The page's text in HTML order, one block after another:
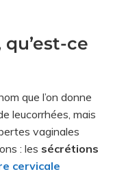
ce
que l’on donne
leucorrhées, mais
vaginales
: les sécrétions
cervicale